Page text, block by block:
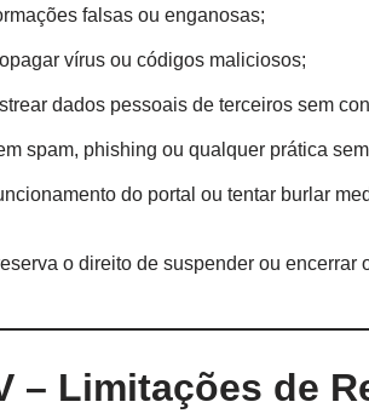
falsas ou enganosas;
vírus ou códigos maliciosos;
dados pessoais de terceiros sem
spam, phishing ou qualquer prática
do portal ou tentar burlar
o direito de suspender ou encerrar
– Limitações de